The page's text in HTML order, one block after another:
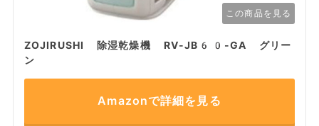
この商品を見る
ZOJIRUSHI 除湿乾燥機 RV-JB60-GA グリー
ン
Amazonで詳細を見る